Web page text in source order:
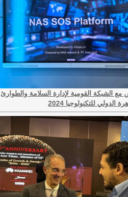
الشبكة القومية لإدارة السلامة والطوارئ
للتكنولوجيا 2024